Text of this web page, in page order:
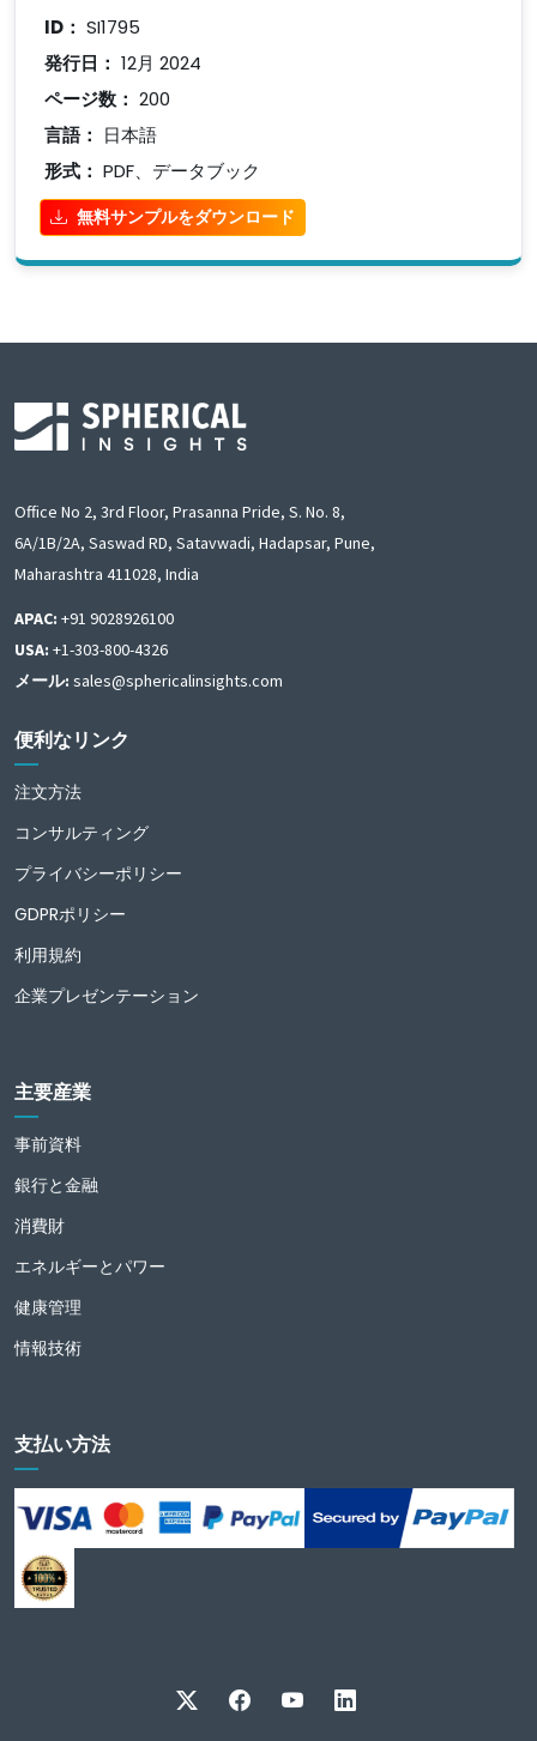
ID： SI1795
発行日： 12月 2024
ページ数： 200
言語： 日本語
形式： PDF、データブック
無料サンプルをダウンロード
Office No 2, 3rd Floor, Prasanna Pride, S. No. 8,
6A/1B/2A, Saswad RD, Satavwadi, Hadapsar, Pune,
Maharashtra 411028, India
APAC: +91 9028926100
USA: +1-303-800-4326
メール: sales@sphericalinsights.com
便利なリンク
注文方法
コンサルティング
プライバシーポリシー
GDPRポリシー
利用規約
企業プレゼンテーション
主要産業
事前資料
銀行と金融
消費財
エネルギーとパワー
健康管理
情報技術
支払い方法